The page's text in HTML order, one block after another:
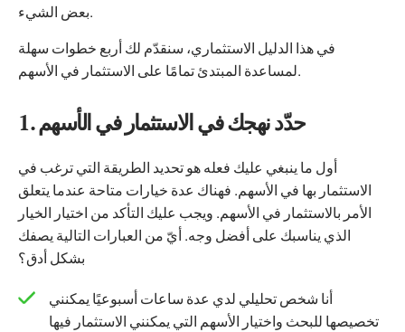
بعض الشيء.
في هذا الدليل الاستثماري، سنقدّم لك أربع خطوات سهلة
لمساعدة المبتدئ تمامًا على الاستثمار في الأسهم.
1. حدّد نهجك في الاستثمار في الأسهم
أول ما ينبغي عليك فعله هو تحديد الطريقة التي ترغب في
الاستثمار بها في الأسهم. فهناك عدة خيارات متاحة عندما يتعلق
الأمر بالاستثمار في الأسهم. ويجب عليك التأكد من اختيار الخيار
الذي يناسبك على أفضل وجه. أيّ من العبارات التالية يصفك
بشكل أدق؟
أنا شخص تحليلي لدي عدة ساعات أسبوعيًا يمكنني
تخصيصها للبحث واختيار الأسهم التي يمكنني الاستثمار فيها